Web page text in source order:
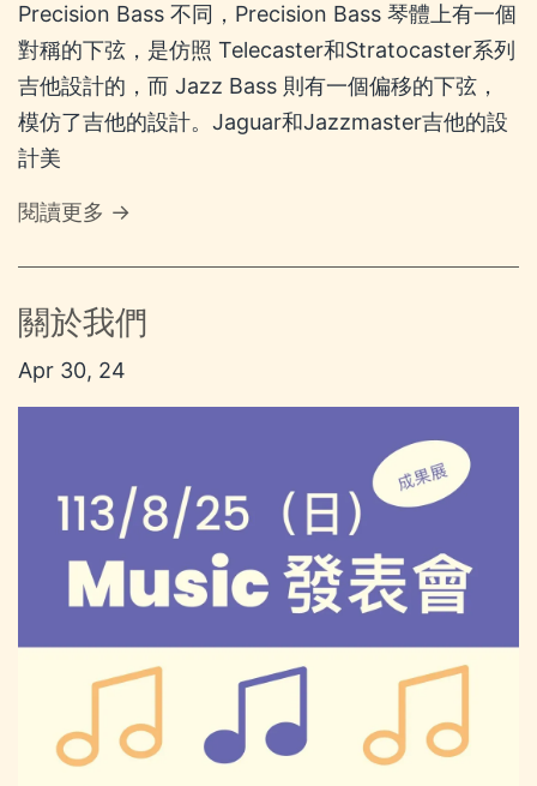
Precision Bass 不同，Precision Bass 琴體上有一個
對稱的下弦，是仿照 Telecaster和Stratocaster系列
吉他設計的，而 Jazz Bass 則有一個偏移的下弦，
模仿了吉他的設計。Jaguar和Jazzmaster吉他的設
計美
閱讀更多 →
關於我們
Apr 30, 24